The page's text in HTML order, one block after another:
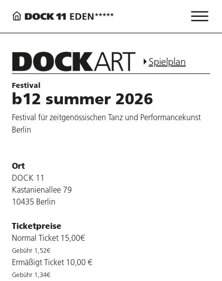
Spielplan
Festival
b12 summer 2026
Festival für zeitgenössischen Tanz und Performancekunst
Berlin
Ort
DOCK 11
Kastanienallee 79
10435 Berlin
Ticketpreise
Normal Ticket 15,00€
Gebühr 1,52€
Ermäßigt Ticket 10,00 €
Gebühr 1,34€